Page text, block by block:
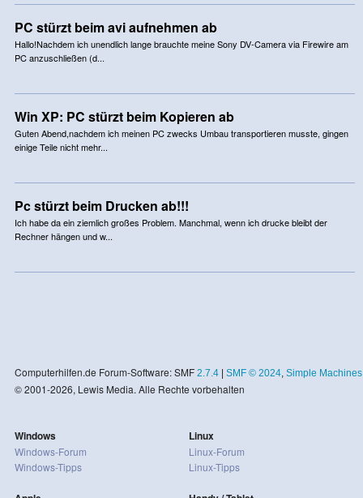
PC stürzt beim avi aufnehmen ab
Hallo!Nachdem ich unendlich lange brauchte meine Sony DV-Camera via Firewire am
PC anzuschließen (d...
Win XP: PC stürzt beim Kopieren ab
Guten Abend,nachdem ich meinen PC zwecks Umbau transportieren musste, gingen
einige Teile nicht mehr...
Pc stürzt beim Drucken ab!!!
Ich habe da ein ziemlich großes Problem. Manchmal, wenn ich drucke bleibt der
Rechner hängen und w...
Computerhilfen.de Forum-Software: SMF 2.7.4| SMF © 2024, Simple Machines
© 2001-2026, Lewis Media. Alle Rechte vorbehalten
Windows
Windows-Forum
Windows-Tipps
Linux
Linux-Forum
Linux-Tipps